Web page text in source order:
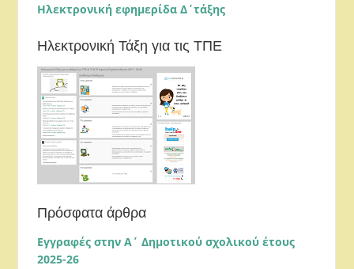
Ηλεκτρονική εφημερίδα Δ΄τάξης
Ηλεκτρονική Τάξη για τις ΤΠΕ
Πρόσφατα άρθρα
Εγγραφές στην Α΄ Δημοτικού σχολικού έτους
2025-26